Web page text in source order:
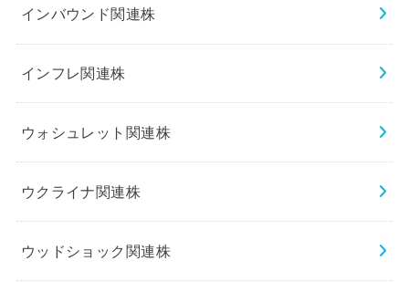
インバウンド関連株
インフレ関連株
ウォシュレット関連株
ウクライナ関連株
ウッドショック関連株